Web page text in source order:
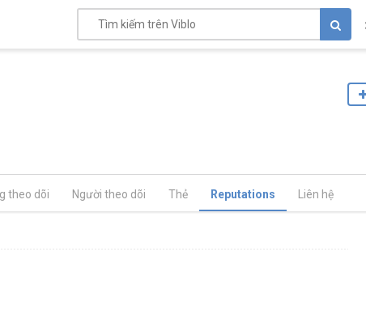
theo dõi Người theo dõi Thẻ Reputations Liên hệ